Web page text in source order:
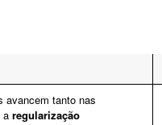
avancem tanto nas
a regularização